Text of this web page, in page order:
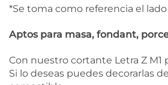
*Se toma como referencia el
Aptos para masa, fondant,
Con nuestro cortante Letra Z
Si lo deseas puedes decorarlas